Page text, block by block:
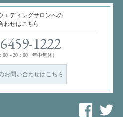
エディングサロンへの
わせはこちら
1222
～20：00（年中無休）
お問い合わせはこちら